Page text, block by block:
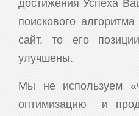
достижения Успеха
поискового
сайт, то его
улучшены.
Мы не используем
оптимизацию и